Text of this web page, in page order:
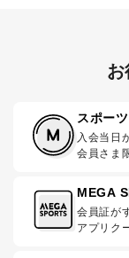
スポー
入会当日
会員さま
MEGA
会員証が
アプリク